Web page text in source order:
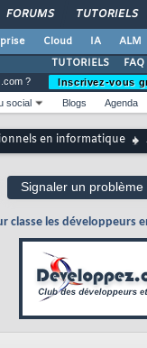
FORUMS TUTORIELS
Cloud IA ALM
TUTORIELS
FAQ
?
Inscrivez-vous
social Blogs Agenda
en informatique
Signaler un problème
classe les développeurs